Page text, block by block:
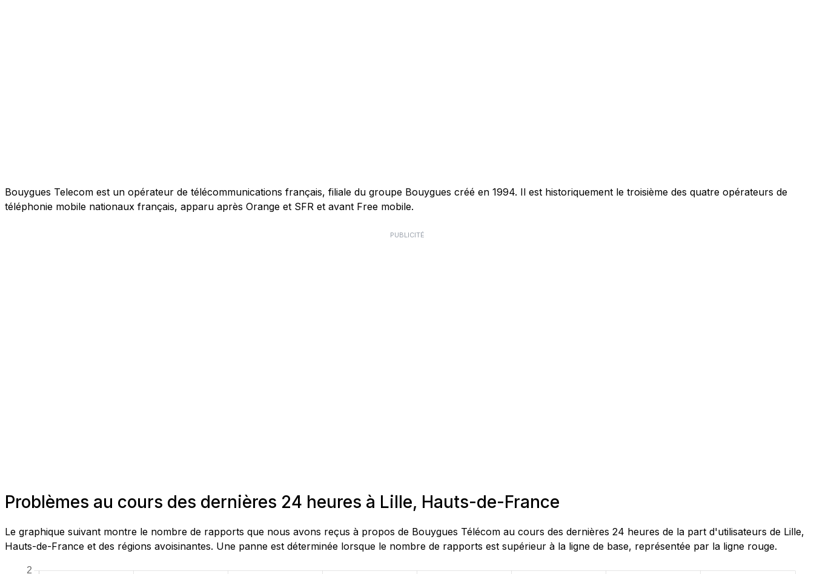
Bouygues Telecom est un opérateur de télécommunications français, filiale du groupe Bouygues créé en 1994. Il est historiquement le troisième des quatre opérateurs de
téléphonie mobile nationaux français, apparu après Orange et SFR et avant Free mobile.
PUBLICITÉ
Problèmes au cours des dernières 24 heures à Lille, Hauts-de-France
Le graphique suivant montre le nombre de rapports que nous avons reçus à propos de Bouygues Télécom au cours des dernières 24 heures de la part d'utilisateurs de Lille,
Hauts-de-France et des régions avoisinantes. Une panne est déterminée lorsque le nombre de rapports est supérieur à la ligne de base, représentée par la ligne rouge.